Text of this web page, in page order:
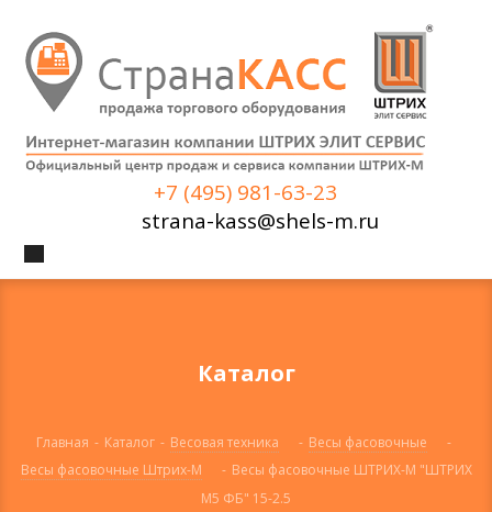
+7 (495) 981-63-23
strana-kass@shels-m.ru
Каталог
Главная - Каталог - Весовая техника - Весы фасовочные
-
Весы фасовочные Штрих-М
- Весы фасовочные ШТРИХ-М "ШТРИХ
М5 ФБ" 15-2.5